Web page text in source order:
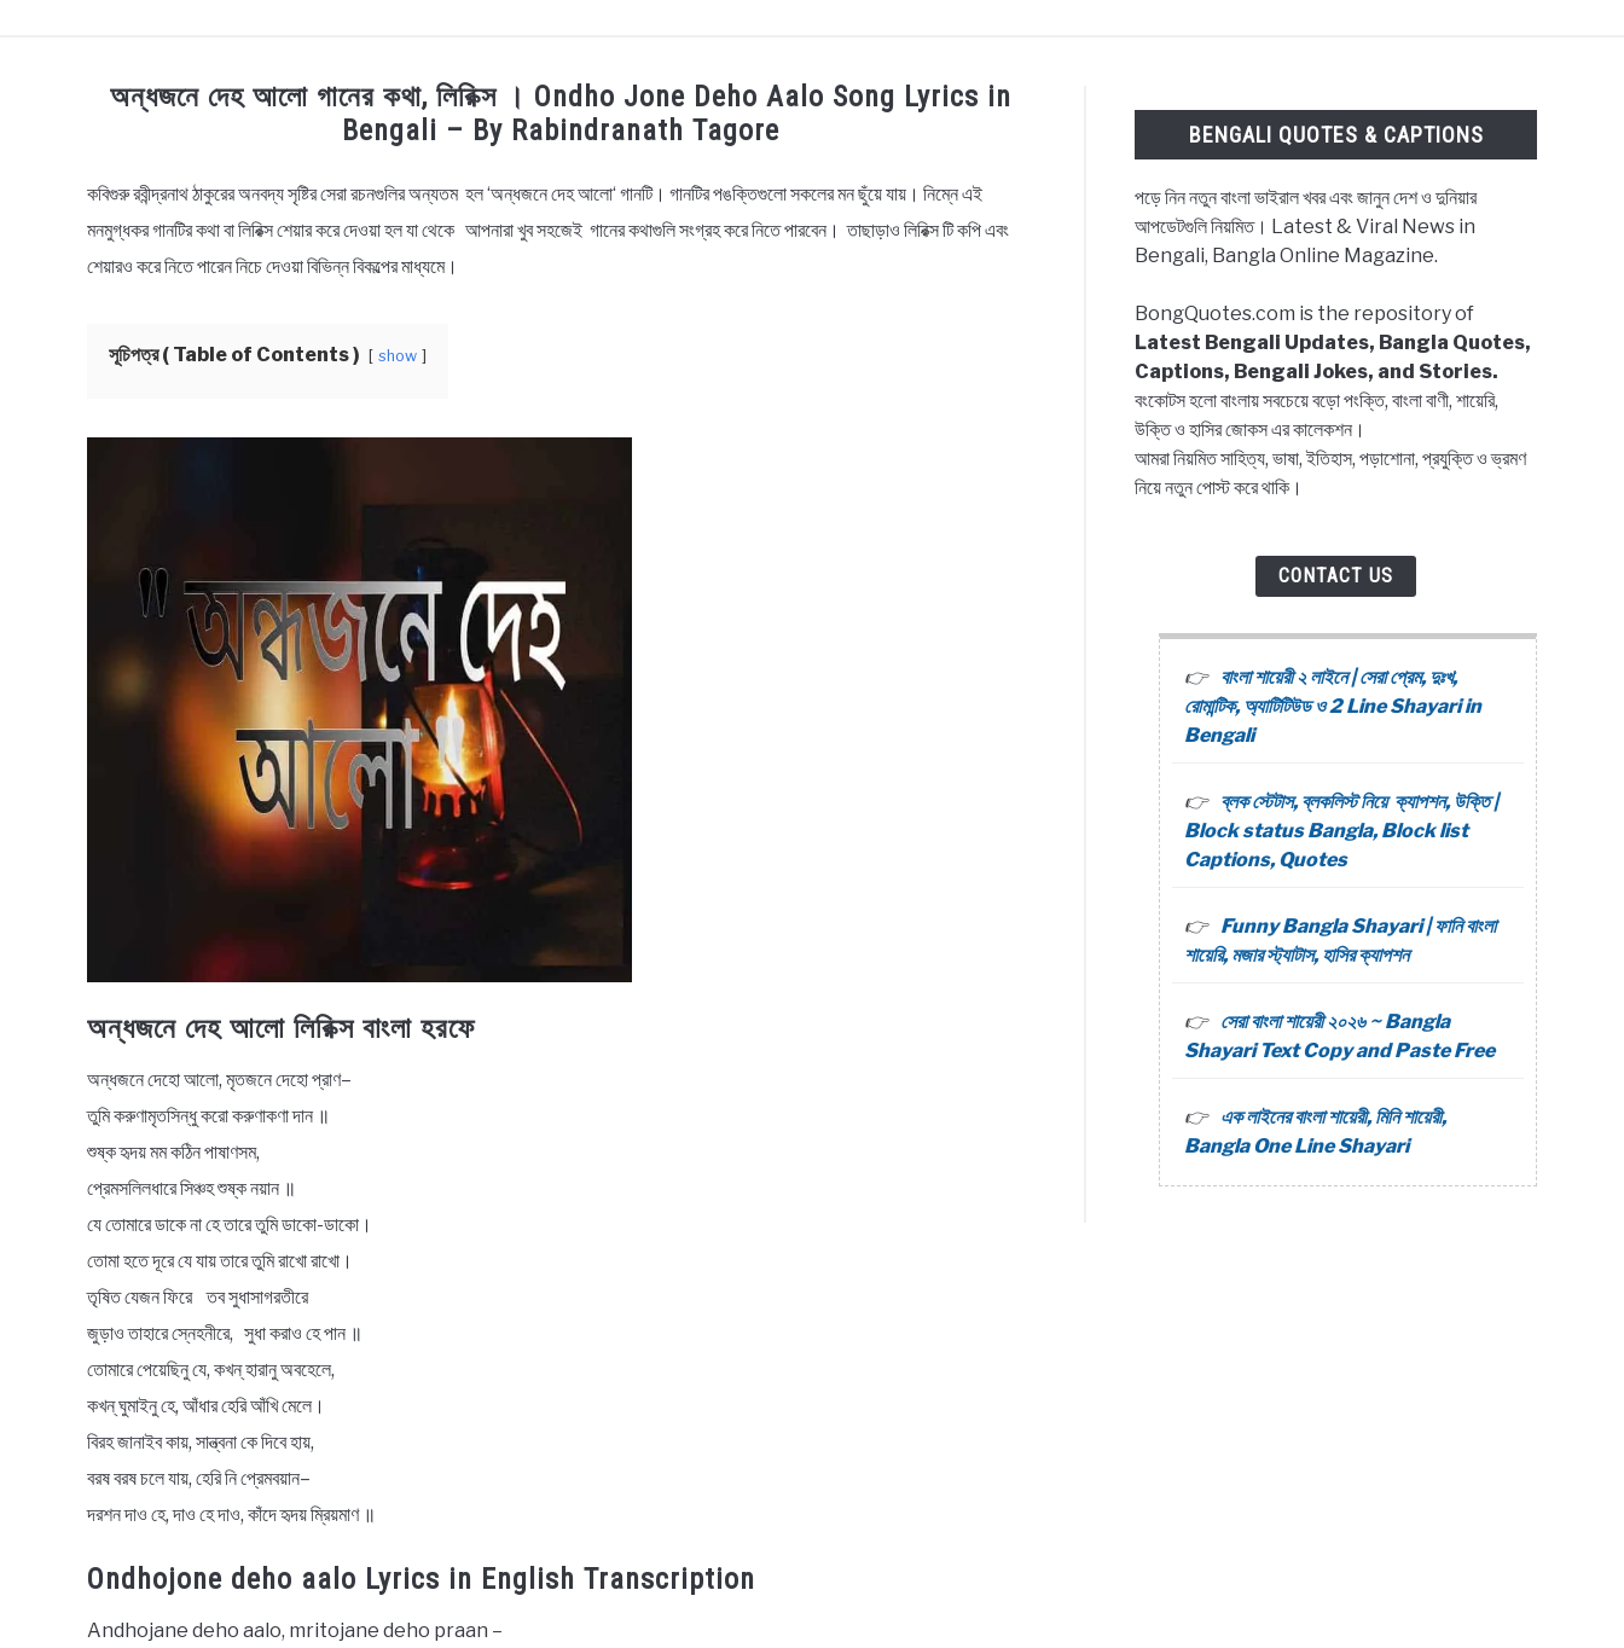
TECHNOLOGY HEALTH & LIFESTYLE BIOGRAPHY EDUCATIONAL BENGALI WISHES
অন্ধজনে দেহ আলো গানের কথা, লিরিক্স । Ondho Jone Deho Aalo Song Lyrics in
Bengali – By Rabindranath Tagore
in
Bengali
কবিগুরু রবীন্দ্রনাথ ঠাকুরের অনবদ্য সৃষ্টির সেরা রচনগুলির অন্যতম হল ‘অন্ধজনে দেহ আলো‘ গানটি। গানটির পঙক্তিগুলো সকলের মন ছুঁয়ে যায়। নিম্নে এই
মনমুগ্ধকর গানটির কথা বা লিরিক্স শেয়ার করে দেওয়া হল যা থেকে আপনারা খুব সহজেই গানের কথাগুলি সংগ্রহ করে নিতে পারবেন। তাছাড়াও লিরিক্স টি কপি এবং
শেয়ারও করে নিতে পারেন নিচে দেওয়া বিভিন্ন বিকল্পের মাধ্যমে।
সূচিপত্র ( Table of Contents ) show
অন্ধজনে দেহ আলো লিরিক্স বাংলা হরফে
অন্ধজনে দেহো আলো, মৃতজনে দেহো প্রাণ–
তুমি করুণামৃতসিন্ধু করো করুণাকণা দান ॥
শুষ্ক হৃদয় মম কঠিন পাষাণসম,
প্রেমসলিলধারে সিঞ্চহ শুষ্ক নয়ান ॥
যে তোমারে ডাকে না হে তারে তুমি ডাকো-ডাকো।
তোমা হতে দূরে যে যায় তারে তুমি রাখো রাখো।
তৃষিত যেজন ফিরে তব সুধাসাগরতীরে
জুড়াও তাহারে স্নেহনীরে, সুধা করাও হে পান ॥
তোমারে পেয়েছিনু যে, কখন্‌ হারানু অবহেলে,
কখন্‌ ঘুমাইনু হে, আঁধার হেরি আঁখি মেলে।
বিরহ জানাইব কায়, সান্ত্বনা কে দিবে হায়,
বরষ বরষ চলে যায়, হেরি নি প্রেমবয়ান–
দরশন দাও হে, দাও হে দাও, কাঁদে হৃদয় ম্রিয়মাণ ॥
Ondhojone deho aalo Lyrics in English Transcription
Andhojane deho aalo, mritojane deho praan –
BENGALI QUOTES & CAPTIONS
পড়ে নিন নতুন বাংলা ভাইরাল খবর এবং জানুন দেশ ও দুনিয়ার
আপডেটগুলি নিয়মিত। Latest & Viral News in
Bengali, Bangla Online Magazine.
BongQuotes.com is the repository of
Latest Bengali Updates, Bangla Quotes,
Captions, Bengali Jokes, and Stories.
বংকোটস হলো বাংলায় সবচেয়ে বড়ো পংক্তি, বাংলা বাণী, শায়েরি,
উক্তি ও হাসির জোকস এর কালেকশন।
আমরা নিয়মিত সাহিত্য, ভাষা, ইতিহাস, পড়াশোনা, প্রযুক্তি ও ভ্রমণ
নিয়ে নতুন পোস্ট করে থাকি।
CONTACT US
বাংলা শায়েরী ২ লাইনে | সেরা প্রেম, দুঃখ,
রোমান্টিক, অ্যাটিটিউড ও 2 Line Shayari in
Bengali
ব্লক স্টেটাস, ব্লকলিস্ট নিয়ে ক্যাপশন, উক্তি |
Block status Bangla, Block list
Captions, Quotes
Funny Bangla Shayari | ফানি বাংলা
শায়েরি, মজার স্ট্যাটাস, হাসির ক্যাপশন
সেরা বাংলা শায়েরী ২০২৬ ~ Bangla
Shayari Text Copy and Paste Free
এক লাইনের বাংলা শায়েরী, মিনি শায়েরী,
Bangla One Line Shayari